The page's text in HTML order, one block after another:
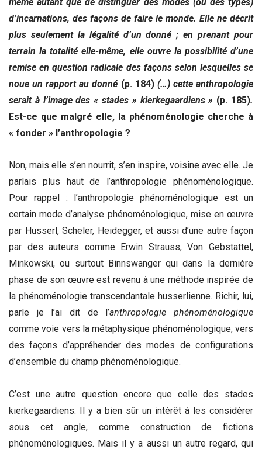
d’incarnations, des façons de faire le monde. Elle ne décrit
plus seulement la légalité d’un donné ; en prenant pour
terrain la totalité elle-même, elle ouvre la possibilité d’une
remise en question radicale des façons selon lesquelles se
noue un rapport au donné (p. 184) (…) cette anthropologie
serait à l’image des « stades » kierkegaardiens » (p. 185).
Est-ce que malgré elle, la phénoménologie cherche à
« fonder » l’anthropologie ?
Non, mais elle s’en nourrit, s’en inspire, voisine avec elle. Je
parlais plus haut de l’anthropologie phénoménologique.
Pour rappel : l’anthropologie phénoménologique est un
certain mode d’analyse phénoménologique, mise en œuvre
par Husserl, Scheler, Heidegger, et aussi d’une autre façon
par des auteurs comme Erwin Strauss, Von Gebstattel,
Minkowski, ou surtout Binnswanger qui dans la dernière
phase de son œuvre est revenu à une méthode inspirée de
la phénoménologie transcendantale husserlienne. Richir, lui,
parle je l’ai dit de l’anthropologie phénoménologique
comme voie vers la métaphysique phénoménologique, vers
des façons d’appréhender des modes de configurations
d’ensemble du champ phénoménologique.
C’est une autre question encore que celle des stades
kierkegaardiens. Il y a bien sûr un intérêt à les considérer
sous cet angle, comme construction de fictions
phénoménologiques. Mais il y a aussi un autre regard, qui